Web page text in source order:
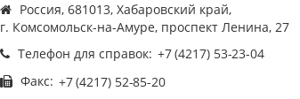
Россия, 681013, Хабаровский край,
г. Комсомольск-на-Амуре, проспект Ленина, 27
Телефон для справок:
Факс: